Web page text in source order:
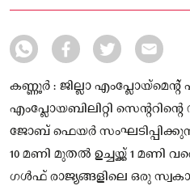
സൈസ് ഫോട്ടോ എന്നിവ സഹിതം
കണ്ണൂർ : ജില്ലാ
എംപ്ലോയബിലിറ്റി
ജോബ് ഫെയർ
10 മണി മുതൽ ഉച്ചയ്ക്ക് 1
ഗൾഫ് രാജ്യങ്ങളിലെ ഒരു